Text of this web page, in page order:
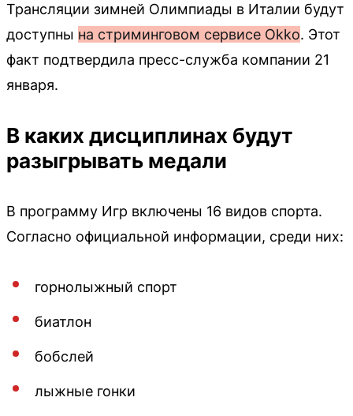
Трансляции зимней Олимпиады в Италии будут
доступны на стриминговом сервисе Okko. Этот
факт подтвердила пресс-служба компании 21
января.
В каких дисциплинах будут
разыгрывать медали
В программу Игр включены 16 видов спорта.
Согласно официальной информации, среди них:
горнолыжный спорт
биатлон
бобслей
лыжные гонки